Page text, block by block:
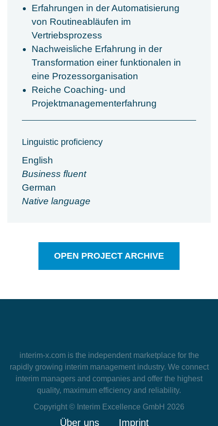
Erfahrungen in der Automatisierung
von Routineabläufen im
Vertriebsprozess
Nachweisliche Erfahrung in der
Transformation einer funktionalen in
eine Prozessorganisation
Reiche Coaching- und
Projektmanagementerfahrung
Linguistic proficiency
English
Business fluent
German
Native language
OPEN PROJECT ARCHIVE
interim-x.comis the independent marketplace for the
rapidly growing interim management industry. We connect
interim managers and companies and offer the highest
quality, maximum efficiency and reliability.
Copyright © Interim Excellence GmbH 2026
Über uns Imprint